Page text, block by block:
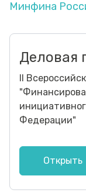
Минфина
Деловая
II
Федерации"
Открыть